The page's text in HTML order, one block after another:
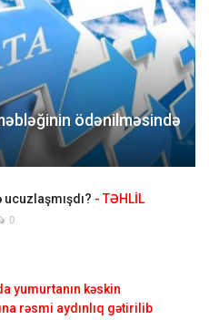
ödənilməsində
- TƏHLİL
0
yumurtanın kəskin
rəsmi aydınlıq gətirilib